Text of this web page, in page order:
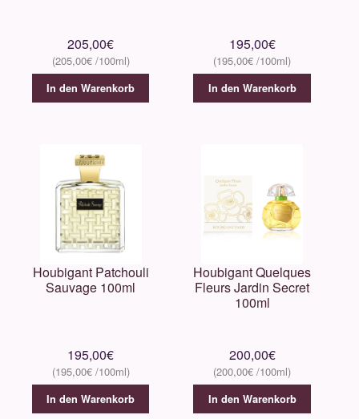
205,00€
205,00€
In den Warenkorb
195,00€
195,00€
In den Warenkorb
Houbigant Patchouli
Sauvage 100ml
195,00€
195,00€
In den Warenkorb
Houbigant Quelques
Fleurs Jardin Secret
100ml
200,00€
200,00€
In den Warenkorb